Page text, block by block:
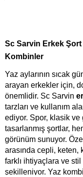
Sc Sarvin Erkek Şort
Kombinler
Yaz aylarının sıcak
arayan erkekler için,
önemlidir. Sc Sarvin
tarzları ve kullanım
ediyor. Spor, klasik
tasarlanmış şortlar,
görünüm sunuyor.
arasında cepli, keten,
farklı ihtiyaçlara ve stil
şekilleniyor. Yaz